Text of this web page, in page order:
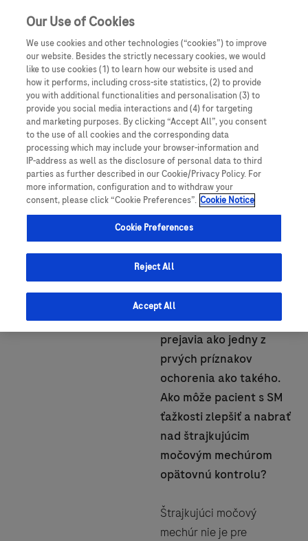
Štrajkujúci močový mechúr: Ako
ho dostať pod kontrolu?
Problémy s močovým
mechúrom má väčšina
pacientov so sklerózou
multiplex (SM) a u
niektorých sa dokonca
prejavia ako jedny z
prvých príznakov
ochorenia ako takého.
Ako môže pacient s SM
ťažkosti zlepšiť a nabrať
nad štrajkujúcim
močovým mechúrom
opätovnú kontrolu?
Štrajkujúci močový
mechúr nie je pre
Our Use of Cookies
We use cookies and other technologies (“cookies”) to improve
our website. Besides the strictly necessary cookies, we would
like to use cookies (1) to learn how our website is used and
how it performs, including cross-site statistics, (2) to provide
you with additional functionalities and personalisation (3) to
provide you social media interactions and (4) for targeting
and marketing purposes. By clicking “Accept All”, you consent
to the use of all cookies and the corresponding data
processing which may include your browser-information and
IP-address as well as the disclosure of personal data to third
parties as further described in our Cookie/Privacy Policy. For
more information, configuration and to withdraw your
consent, please click “Cookie Preferences”. Cookie Notice
Cookie Preferences
Reject All
Accept All